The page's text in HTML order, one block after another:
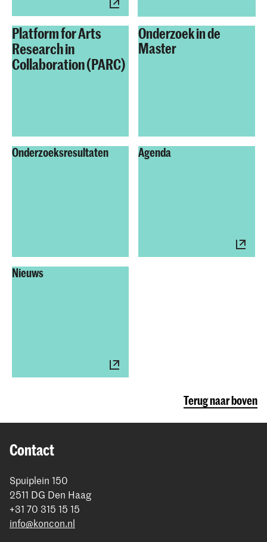
Platform for Arts
Research in
Collaboration (PARC)
Onderzoek in de
Master
Onderzoeksresultaten Agenda
Nieuws
Terug naar boven
Contact
Spuiplein 150
2511 DG Den Haag
+31 70 315 15 15
info@koncon.nl